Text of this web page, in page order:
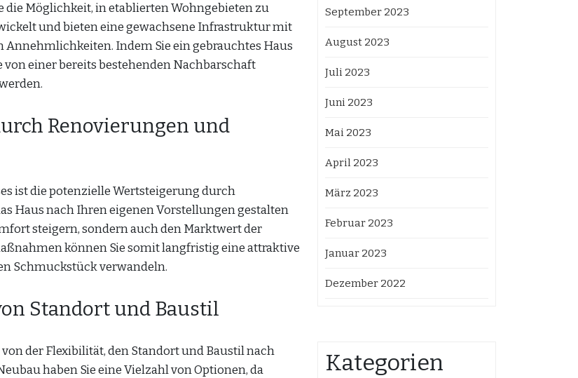
die Möglichkeit, in etablierten Wohngebieten zu
und bieten eine gewachsene Infrastruktur mit
Indem Sie ein gebrauchtes Haus
einer bereits bestehenden Nachbarschaft
Renovierungen und
ist die potenzielle Wertsteigerung durch
Haus nach Ihren eigenen Vorstellungen gestalten
steigern, sondern auch den Marktwert der
können Sie somit langfristig eine attraktive
Schmuckstück verwandeln.
Standort und Baustil
der Flexibilität, den Standort und Baustil nach
haben Sie eine Vielzahl von Optionen, da
September 2023
August 2023
Juli 2023
Juni 2023
Mai 2023
April 2023
März 2023
Februar 2023
Januar 2023
Dezember 2022
Kategorien